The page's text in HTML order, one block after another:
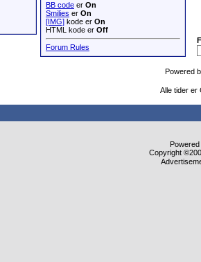
BB code er On
Smilies er On
[IMG] kode er On
HTML kode er Off
Forum Rules
Powered
Alle tider er
Copyright